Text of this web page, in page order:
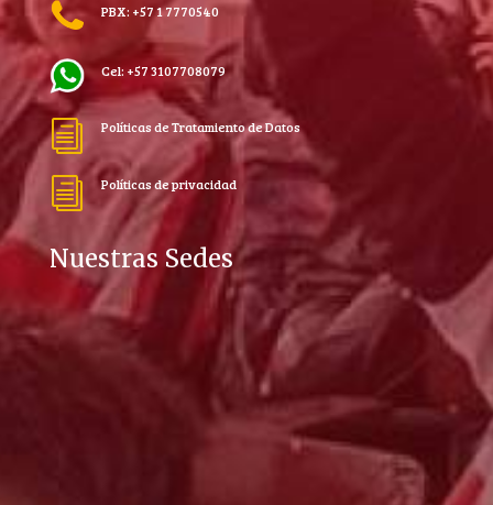
PBX: +57 1 7770540
Cel: +57 3107708079
i Políticas de Tratamiento de Datos
i Políticas de privacidad
Nuestras Sedes